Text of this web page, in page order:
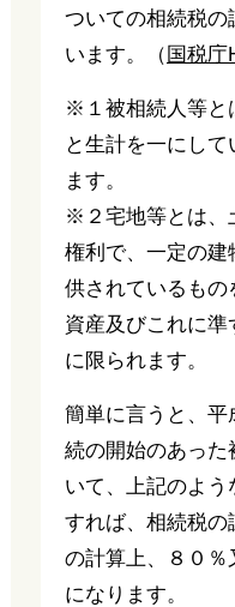
ついての相続税の
います。（ 国税
※１被相続人等と
と生計を一にし
ます。
※２宅地等とは、
権利で、一定の建
供されているもの
資産及びこれに
に限られます。
簡単に言うと、平
続の開始のあった
いて、上記のよう
すれば、相続税
の計算上、８０％
になります。